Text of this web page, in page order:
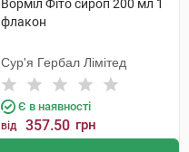
Ворміл Фіто сироп 200 мл 1
флакон
Сур'я Гербал Лімітед
Є в наявності
від 357.50 грн